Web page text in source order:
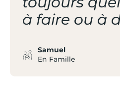
à faire ou à
Samuel
En Famille